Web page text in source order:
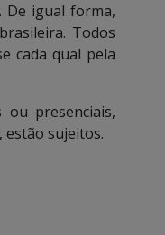
De igual forma,
Todos
cada qual pela
presenciais,
estão sujeitos.